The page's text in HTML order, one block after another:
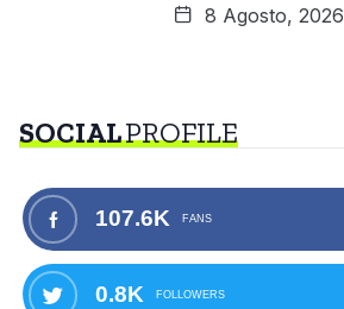
8 Agosto, 2026
SOCIALPROFILE
107.6K FANS
0.8K FOLLOWERS